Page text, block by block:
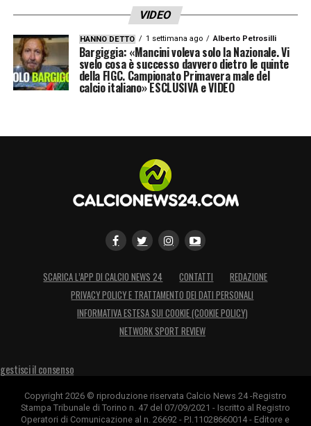
VIDEO
HANNO DETTO 1 settimana ago Alberto Petrosilli
Bargiggia: «Mancini voleva solo la Nazionale. Vi
svelo cosa è successo davvero dietro le quinte
della FIGC. Campionato Primavera male del
calcio italiano» ESCLUSIVA e VIDEO
SCARICA L’APP DI CALCIO NEWS 24 CONTATTI
REDAZIONE
PRIVACY POLICY E TRATTAMENTO DEI DATI PERSONALI
INFORMATIVA ESTESA SUI COOKIE (COOKIE POLICY)
NETWORK SPORT REVIEW
gestisci il consenso
Copyright 2026 © riproduzione riservata Calcio News 24 -Registro
Stampa Tribunale di Torino n. 47 del 07/09/2021 - Iscritto al Registro
Operatori di Comunicazione al n. 26692 - P.I.11028660014 - Editore e